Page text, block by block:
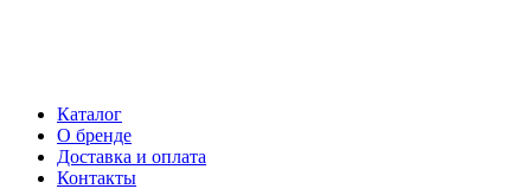
Каталог
О бренде
Доставка и оплата
Контакты